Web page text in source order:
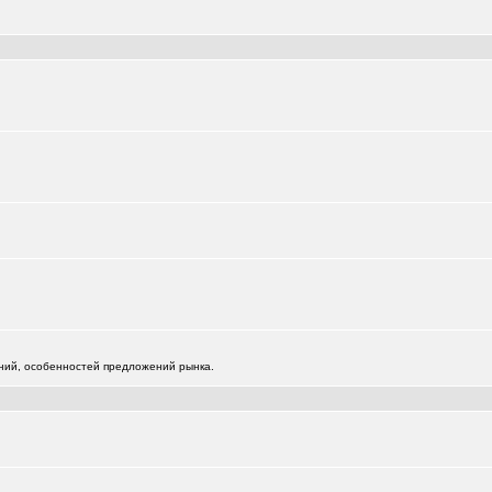
особенностей предложений рынка.